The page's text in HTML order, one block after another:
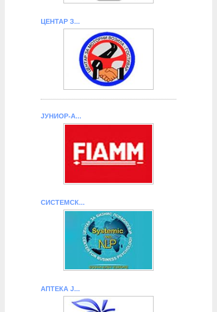
ЦЕНТАР З...
ЈУНИОР-А...
СИСТЕМСК...
АПТЕКА Ј...